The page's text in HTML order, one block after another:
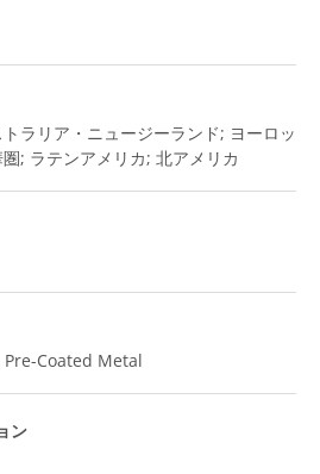
ラリア・ニュージーランド; ヨーロッ
; ラテンアメリカ; 北アメリカ
Coated Metal
ン